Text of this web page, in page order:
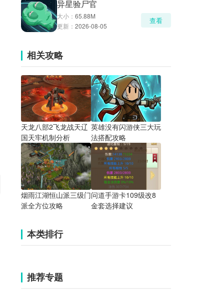
异星验尸官
大小： 65.88M
更新： 2026-08-05
查看
相关攻略
天龙八部2飞龙战天辽
国天牢机制分析
英雄没有闪游侠三大玩
法搭配攻略
烟雨江湖恒山派三级门
派全方位攻略
问道手游卡109级改8
金套选择建议
本类排行
推荐专题